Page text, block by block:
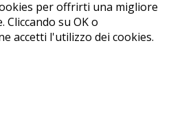
per offrirti una migliore
Cliccando su OK o
accetti l'utilizzo dei cookies.